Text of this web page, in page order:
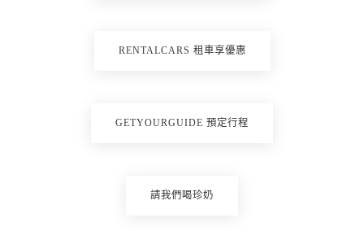
RENTALCARS 租車享優惠
GETYOURGUIDE 預定行程
請我們喝珍奶